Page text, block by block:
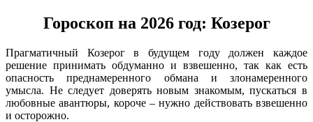
Гороскоп на 2026 год: Козерог
Прагматичный Козерог в будущем году должен каждое
решение принимать обдуманно и взвешенно, так как есть
опасность преднамеренного обмана и злонамеренного
умысла. Не следует доверять новым знакомым, пускаться в
любовные авантюры, короче – нужно действовать взвешенно
и осторожно.